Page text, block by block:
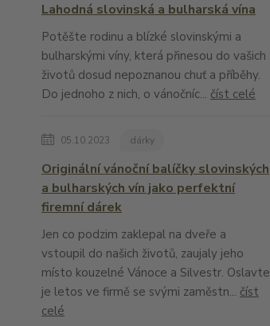
Lahodná slovinská a bulharská vína
Potěšte rodinu a blízké slovinskými a
bulharskými víny, která přinesou do vašich
životů dosud nepoznanou chuť a příběhy.
Do jednoho z nich, o vánočníc... číst celé
05.10.2023 dárky
Originální vánoční balíčky slovinských
a bulharských vín jako perfektní
firemní dárek
Jen co podzim zaklepal na dveře a
vstoupil do našich životů, zaujaly jeho
místo kouzelné Vánoce a Silvestr. Oslavte
je letos ve firmě se svými zaměstn... číst
celé